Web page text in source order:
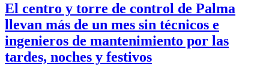
El centro y torre de control de Palma
llevan más de un mes sin técnicos e
ingenieros de mantenimiento por las
tardes, noches y festivos